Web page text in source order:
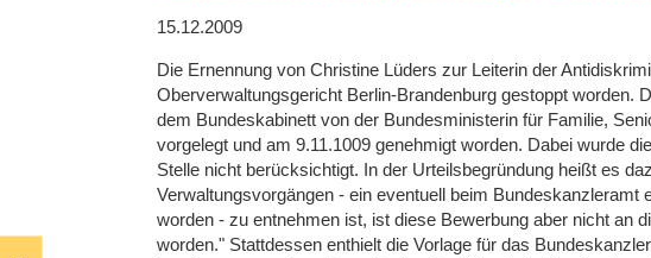
15.12.2009
Die Ernennung von Christine Lüders zur Leiterin der
Oberverwaltungsgericht Berlin-Brandenburg gestoppt worden.
dem Bundeskabinett von der Bundesministerin für Familie,
vorgelegt und am 9.11.1009 genehmigt worden. Dabei wurde
Stelle nicht berücksichtigt. In der Urteilsbegründung heißt es
Verwaltungsvorgängen - ein eventuell beim Bundeskanzleramt
worden - zu entnehmen ist, ist diese Bewerbung aber nicht an
worden." Stattdessen enthielt die Vorlage für das